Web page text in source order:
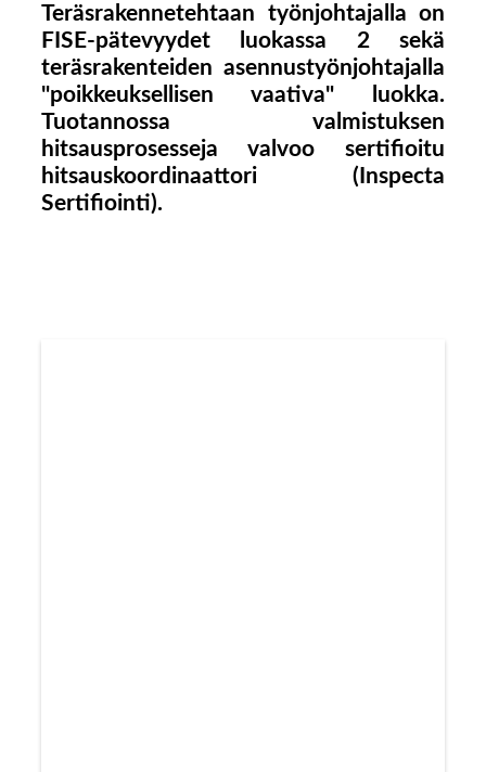
Teräsrakennetehtaan työnjohtajalla on
FISE-pätevyydet luokassa 2 sekä
teräsrakenteiden asennustyönjohtajalla
"poikkeuksellisen vaativa" luokka.
Tuotannossa valmistuksen
hitsausprosesseja valvoo sertifioitu
hitsauskoordinaattori (Inspecta
Sertifiointi).